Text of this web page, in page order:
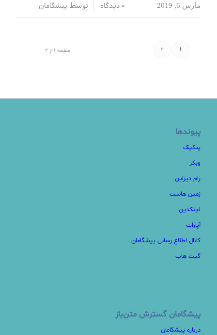
مارس 6, 2019 / 0 دیدگاه
/ توسط پیشگامان
صفحه 1 از 2 1
2
پیوندها
پنکیک
وبکر
زام دیزاین
زمین هاست
لینکدین
آپارات
کانال اطلاع رسانی پیشگامان
گیت هاب
پیشگامان گسترش متن‌باز
درباره پیشگامان